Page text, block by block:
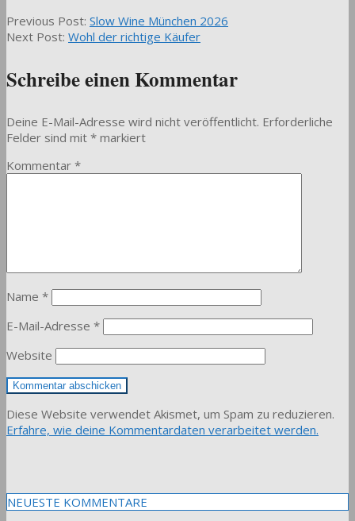
2026-
03-
Previous Post: Slow Wine München 2026
Next Post: Wohl der richtige Käufer
Schreibe einen Kommentar
Deine E-Mail-Adresse wird nicht veröffentlicht. Erforderliche
Felder sind mit * markiert
Kommentar *
Name *
E-Mail-Adresse *
Website
Diese Website verwendet Akismet, um Spam zu reduzieren.
Erfahre, wie deine Kommentardaten verarbeitet werden.
NEUESTE KOMMENTARE